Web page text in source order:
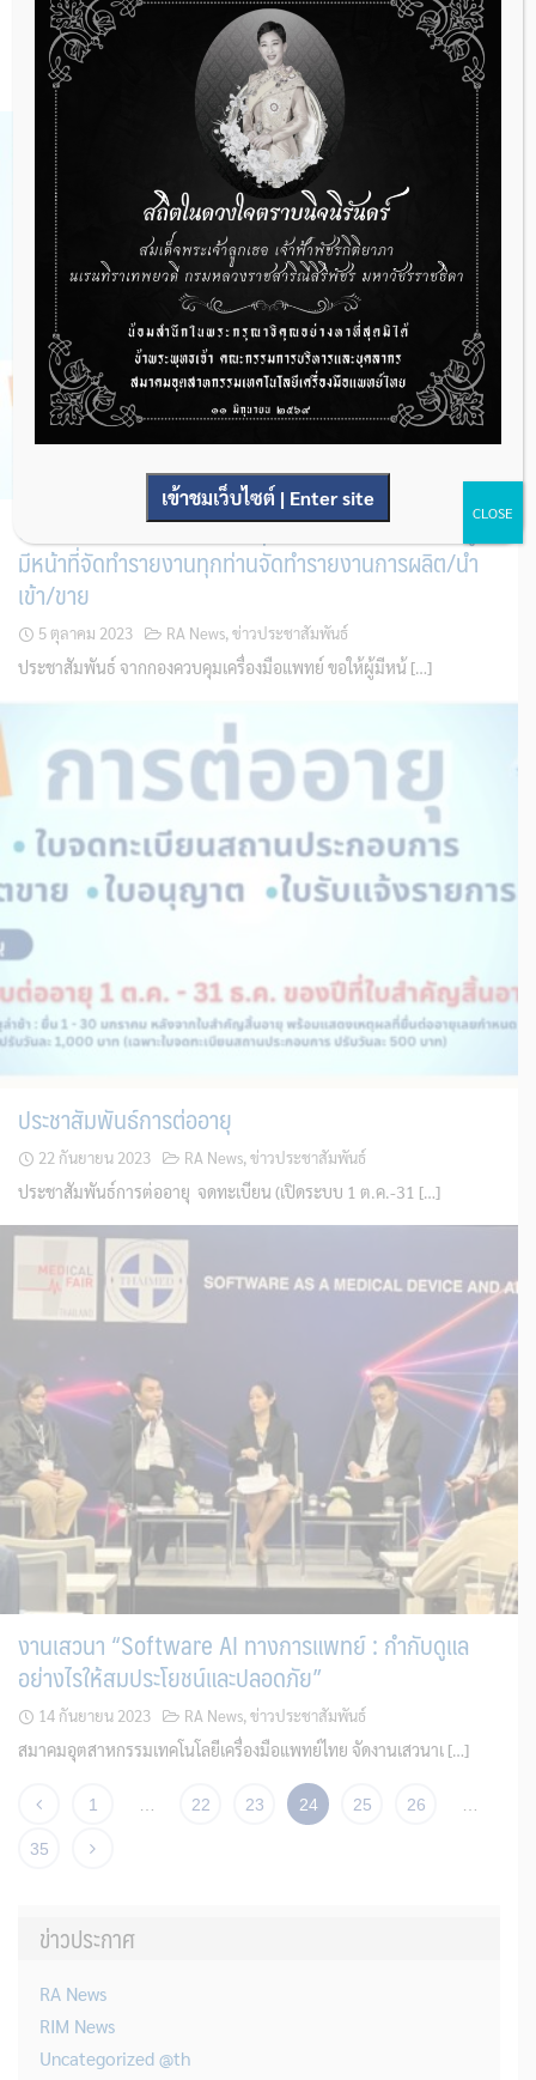
9 ตุลาคม 2023 ข่าวประชาสัมพันธ์
สำนักงานคณะกรรมการอาหารและยา โดยกองด่านอาหารและยา ขอเชิ
ประชาสัมพันธ์ จากกองควบคุมเครื่องมือแพทย์ ขอให้ผู้
มีหน้าที่จัดทำรายงานทุกท่านจัดทำรายงานการผลิต/นำ
เข้า/ขาย
5 ตุลาคม 2023 RA News, ข่าวประชาสัมพันธ์
ประชาสัมพันธ์ จากกองควบคุมเครื่องมือแพทย์ ขอให้ผู้มีหน้ […]
ประชาสัมพันธ์การต่ออายุ
22 กันยายน 2023 RA News,ข่าวประชาสัมพันธ์
ประชาสัมพันธ์การต่ออายุ จดทะเบียน (เปิดระบบ 1 ต.ค.-31 […]
งานเสวนา “Software AI ทางการแพทย์ : กำกับดูแล
อย่างไรให้สมประโยชน์และปลอดภัย”
14 กันยายน 2023 RA News, ข่าวประชาสัมพันธ์
สมาคมอุตสาหกรรมเทคโนโลยีเครื่องมือแพทย์ไทย จัดงานเสวนาเ […]
1 22 23 24 25 26
35
ข่าวประกาศ
RA News
RIM News
Uncategorized @th
เข้าชมเว็บไซต์ | Enter site
CLOSE